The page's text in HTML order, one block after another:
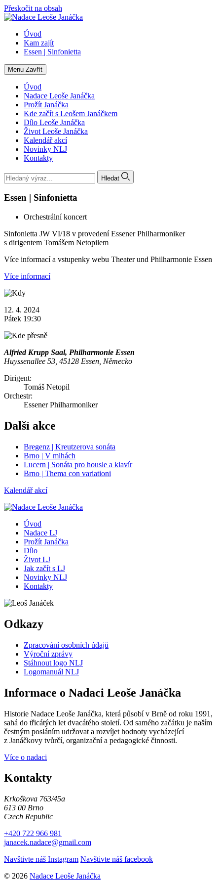
Přeskočit na obsah
Úvod
Kam zajít
Essen | Sinfonietta
Menu Zavřít
Úvod
Nadace Leoše Janáčka
Prožít Janáčka
Kde začít s Leošem Janáčkem
Dílo Leoše Janáčka
Život Leoše Janáčka
Kalendář akcí
Novinky NLJ
Kontakty
Hledat
Essen | Sinfonietta
Orchestrální koncert
Sinfonietta JW VI/18 v provedení Essener Philharmoniker
s dirigentem Tomášem Netopilem
Více informací a vstupenky webu Theater und Philharmonie Essen
Více informací
12. 4. 2024
Pátek 19:30
Alfried Krupp Saal, Philharmonie Essen
Huyssenallee 53, 45128 Essen, Německo
Dirigent:
Tomáš Netopil
Orchestr:
Essener Philharmoniker
Další akce
Bregenz | Kreutzerova sonáta
Brno | V mlhách
Lucern | Sonáta pro housle a klavír
Brno | Thema con variationi
Kalendář akcí
Úvod
Nadace LJ
Prožít Janáčka
Dílo
Život LJ
Jak začít s LJ
Novinky NLJ
Kontakty
Odkazy
Zpracování osobních údajů
Výroční zprávy
Stáhnout logo NLJ
Logomanuál NLJ
Informace o Nadaci Leoše Janáčka
Historie Nadace Leoše Janáčka, která působí v Brně od roku 1991,
sahá do třicátých let dvacátého století. Od samého začátku je naším
čestným posláním udržovat a rozvíjet hodnoty vycházející
z Janáčkovy tvůrčí, organizační a pedagogické činnosti.
Více o nadaci
Kontakty
Krkoškova 763/45a
613 00 Brno
Czech Republic
+420 722 966 981
janacek.nadace@gmail.com
Navštivte náš Instagram Navštivte náš facebook
© 2026 Nadace Leoše Janáčka